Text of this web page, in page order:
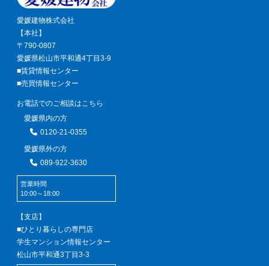
愛媛建物株式会社
【本社】
〒790-0807
愛媛県松山市平和通4丁目3-9
■賃貸情報センター
■売買情報センター
お電話でのご相談はこちら
愛媛県内の方
0120-21-0355
愛媛県外の方
089-922-3630
営業時間
10:00～18:00
【支店】
■ひとり暮らしの専門店
学生マンション情報センター
松山市平和通3丁目3-3